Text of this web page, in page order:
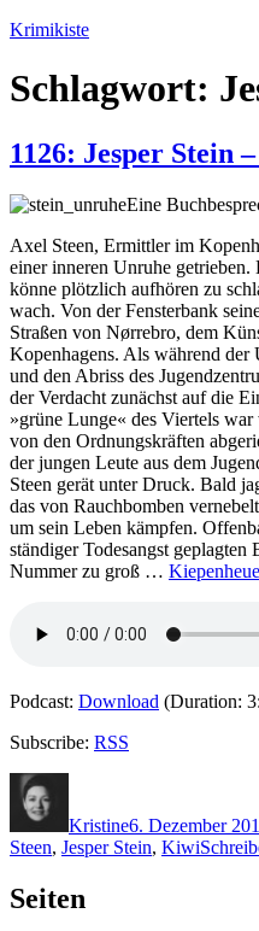
Zum
springen
Krimikiste
Schlagwort:
1126: Jesper Stein
Eine
Axel Steen, Ermittler im
einer inneren Unruhe
könne plötzlich aufhören zu
wach. Von der Fensterbank
Straßen von Nørrebro, dem
Kopenhagens. Als während
und den Abriss des
der Verdacht zunächst auf die
»grüne Lunge« des Viertels war
von den Ordnungskräften
der jungen Leute aus dem
Steen gerät unter Druck. Bald
das von Rauchbomben
um sein Leben kämpfen.
ständiger Todesangst
Nummer zu groß …
Podcast: Download (Duration:
Subscribe: RSS
Kristine6. Dezember
Steen, Jesper Stein, Kiwi
Seiten